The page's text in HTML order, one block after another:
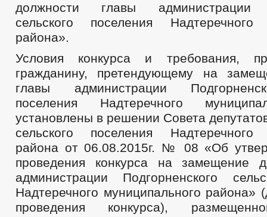
должности главы администрации
сельского поселения Надтеречного
района».
Условия конкурса и требования,
гражданину, претендующему на
главы администрации
поселения Надтеречного
установлены в решении Совета
сельского поселения Надтеречного
района от 06.08.2015г. № 08 «Об
проведения конкурса на замещение
администрации Подгорненского
Надтеречного муниципального района»
проведения конкурса),